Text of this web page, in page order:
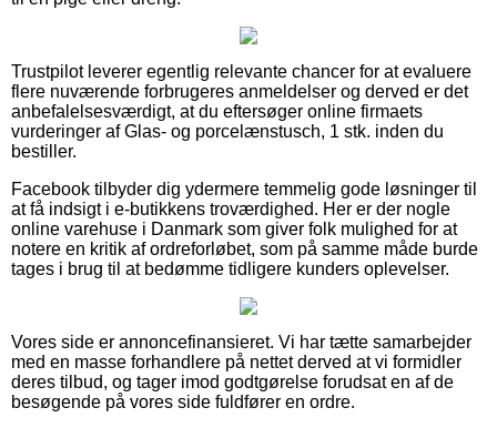
Trustpilot leverer egentlig relevante chancer for at evaluere
flere nuværende forbrugeres anmeldelser og derved er det
anbefalelsesværdigt, at du eftersøger online firmaets
vurderinger af Glas- og porcelænstusch, 1 stk. inden du
bestiller.
Facebook tilbyder dig ydermere temmelig gode løsninger til
at få indsigt i e-butikkens troværdighed. Her er der nogle
online varehuse i Danmark som giver folk mulighed for at
notere en kritik af ordreforløbet, som på samme måde burde
tages i brug til at bedømme tidligere kunders oplevelser.
Vores side er annoncefinansieret. Vi har tætte samarbejder
med en masse forhandlere på nettet derved at vi formidler
deres tilbud, og tager imod godtgørelse forudsat en af de
besøgende på vores side fuldfører en ordre.